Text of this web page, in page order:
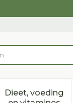
Dieet, voeding